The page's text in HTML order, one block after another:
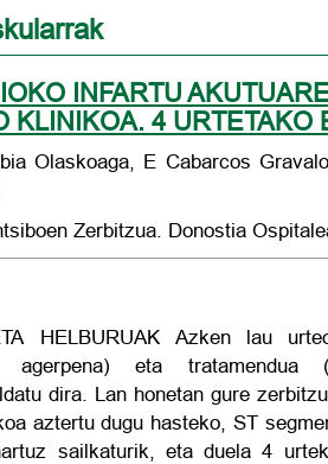
INFARTU
KLINIKOA. 4 URTETAKO
Olaskoaga, E Cabarcos
Zerbitzua. Donostia
HELBURUAK Azken lau
agerpena) eta tratamendua
dira. Lan honetan gure
aztertu dugu hasteko, ST
sailkaturik, eta duela 4